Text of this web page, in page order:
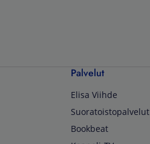
Palvelut
Elisa Viihde
Suoratoistopalvelut
Bookbeat